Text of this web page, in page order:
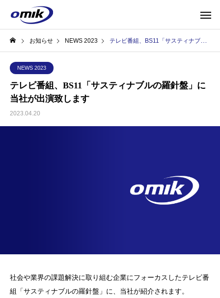
お知らせ NEWS 2023 テレビ番組、BS11「サスティナブルの羅針盤」に当社が出演致します
NEWS 2023
テレビ番組、BS11「サスティナブルの羅針盤」に
当社が出演致します
2023.04.20
社会や業界の課題解決に取り組む企業にフォーカスしたテレビ番
組「サスティナブルの羅針盤」に、当社が紹介されます。